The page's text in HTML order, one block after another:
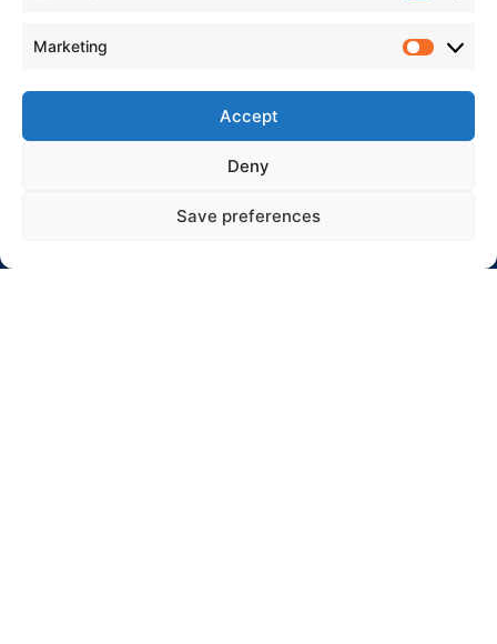
Marketing
Accept
Deny
Save preferences
IM.K.: 304231178
El. paštas: info@winterrallyrokiskis.lt